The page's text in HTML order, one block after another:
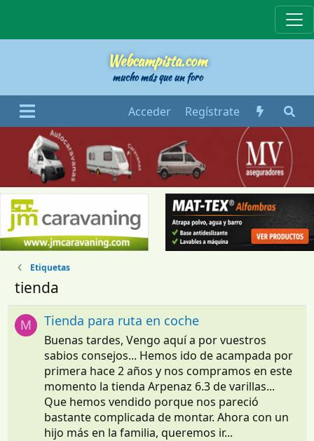
Webcampista.com
mucho más que un foro
Acceder Regístrate
Etiquetas
tienda
M Tienda para ruta en coche
Buenas tardes, Vengo aquí a por vuestros
sabios consejos... Hemos ido de acampada por
primera hace 2 años y nos compramos en este
momento la tienda Arpenaz 6.3 de varillas...
Que hemos vendido porque nos pareció
bastante complicada de montar. Ahora con un
hijo más en la familia, queremos ir...